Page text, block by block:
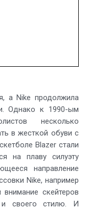
а Nike продолжила
Однако к 1990-ым
несколько
в жесткой обуви с
Blazer стали
на плаву силуэту
направление
Nike, например
внимание скейтеров
и своего стилю. И